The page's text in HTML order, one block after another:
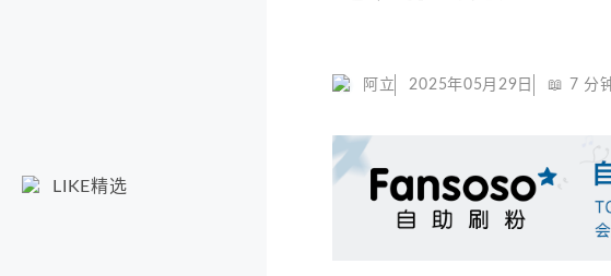
LIKE精选
阿立 2025年05月29日 📖 7 分